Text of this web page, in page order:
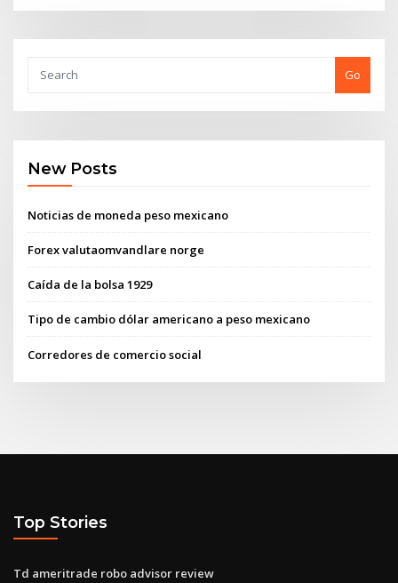
Go
New Posts
Noticias de moneda peso mexicano
Forex valutaomvandlare norge
Caída de la bolsa 1929
Tipo de cambio dólar americano a peso mexicano
Corredores de comercio social
Top Stories
Td ameritrade robo advisor review